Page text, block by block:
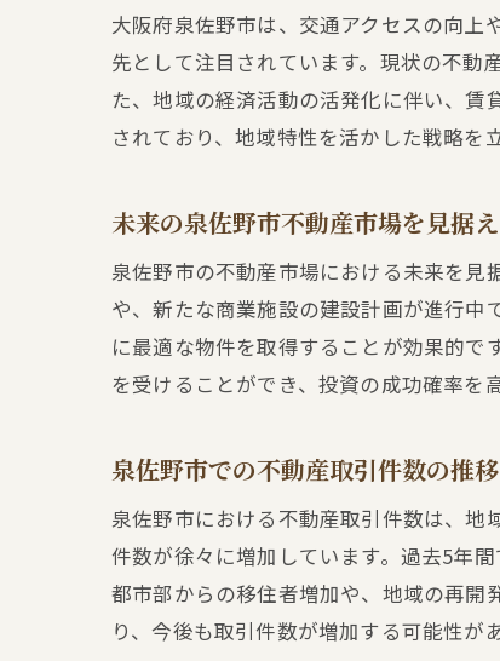
大阪府泉佐野市は、交通アクセスの向上
先として注目されています。現状の不動
た、地域の経済活動の活発化に伴い、賃
されており、地域特性を活かした戦略を
未来の泉佐野市不動産市場を見据
泉佐野市の不動産市場における未来を見
や、新たな商業施設の建設計画が進行中
に最適な物件を取得することが効果的
を受けることができ、投資の成功確率を
泉佐野市での不動産取引件数の推移
泉佐野市における不動産取引件数は、地
件数が徐々に増加しています。過去5年
都市部からの移住者増加や、地域の再開
り、今後も取引件数が増加する可能性があ